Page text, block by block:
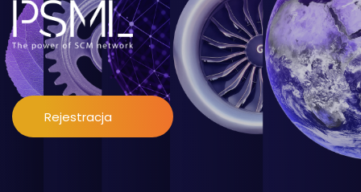
Rejestracja